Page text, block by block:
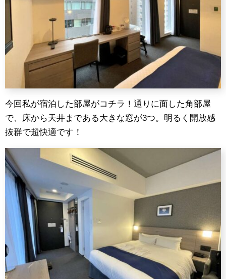
今回私が宿泊した部屋がコチラ！通りに面した角部屋
で、床から天井まである大きな窓が3つ。明るく開放感
抜群で超快適です！